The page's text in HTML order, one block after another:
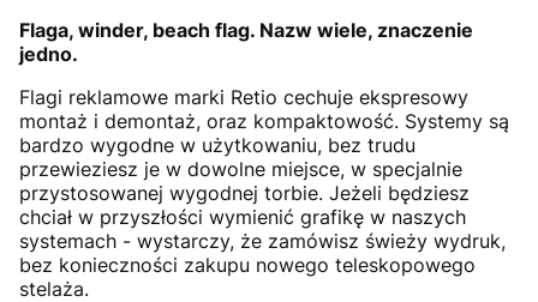
Flaga, winder, beach flag. Nazw wiele, znaczenie
jedno.
Flagi reklamowe marki Retio cechuje ekspresowy
montaż i demontaż, oraz kompaktowość. Systemy są
bardzo wygodne w użytkowaniu, bez trudu
przewieziesz je w dowolne miejsce, w specjalnie
przystosowanej wygodnej torbie. Jeżeli będziesz
chciał w przyszłości wymienić grafikę w naszych
systemach - wystarczy, że zamówisz świeży wydruk,
bez konieczności zakupu nowego teleskopowego
stelaża.